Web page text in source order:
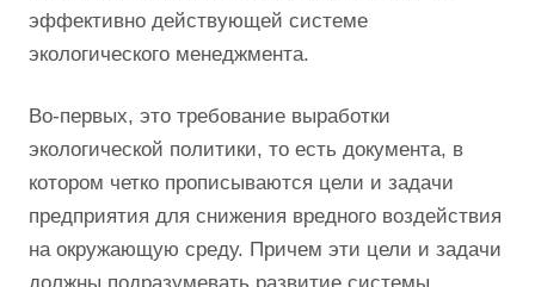
эффективно действующей системе
экологического менеджмента.
Во-первых, это требование выработки
экологической политики, то есть документа, в
котором четко прописываются цели и задачи
предприятия для снижения вредного воздействия
на окружающую среду. Причем эти цели и задачи
должны подразумевать развитие системы